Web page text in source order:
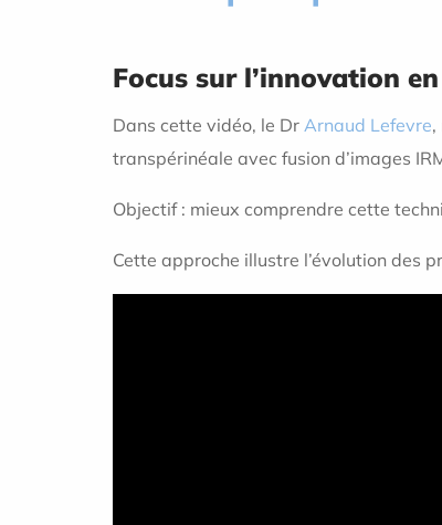
Focus sur l’innovation
Dans cette vidéo, le Dr Arnaud Lefevre,
transpérinéale avec fusion d’images
Objectif : mieux comprendre cette
Cette approche illustre l’évolution des